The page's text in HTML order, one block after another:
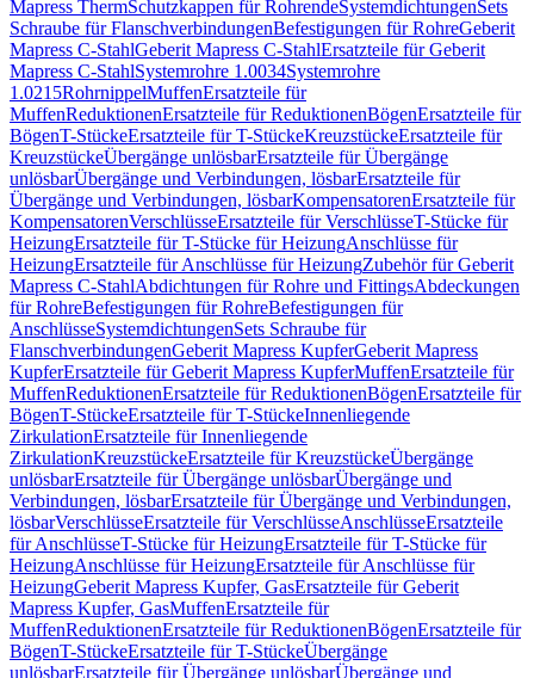
Mapress ThermSchutzkappen für RohrendeSystemdichtungenSets
Schraube für FlanschverbindungenBefestigungen für RohreGeberit
Mapress C-StahlGeberit Mapress C-StahlErsatzteile für Geberit
Mapress C-StahlSystemrohre 1.0034Systemrohre
1.0215RohrnippelMuffenErsatzteile für
MuffenReduktionenErsatzteile für ReduktionenBögenErsatzteile für
BögenT-StückeErsatzteile für T-StückeKreuzstückeErsatzteile für
KreuzstückeÜbergänge unlösbarErsatzteile für Übergänge
unlösbarÜbergänge und Verbindungen, lösbarErsatzteile für
Übergänge und Verbindungen, lösbarKompensatorenErsatzteile für
KompensatorenVerschlüsseErsatzteile für VerschlüsseT-Stücke für
HeizungErsatzteile für T-Stücke für HeizungAnschlüsse für
HeizungErsatzteile für Anschlüsse für HeizungZubehör für Geberit
Mapress C-StahlAbdichtungen für Rohre und FittingsAbdeckungen
für RohreBefestigungen für RohreBefestigungen für
AnschlüsseSystemdichtungenSets Schraube für
FlanschverbindungenGeberit Mapress KupferGeberit Mapress
KupferErsatzteile für Geberit Mapress KupferMuffenErsatzteile für
MuffenReduktionenErsatzteile für ReduktionenBögenErsatzteile für
BögenT-StückeErsatzteile für T-StückeInnenliegende
ZirkulationErsatzteile für Innenliegende
ZirkulationKreuzstückeErsatzteile für KreuzstückeÜbergänge
unlösbarErsatzteile für Übergänge unlösbarÜbergänge und
Verbindungen, lösbarErsatzteile für Übergänge und Verbindungen,
lösbarVerschlüsseErsatzteile für VerschlüsseAnschlüsseErsatzteile
für AnschlüsseT-Stücke für HeizungErsatzteile für T-Stücke für
HeizungAnschlüsse für HeizungErsatzteile für Anschlüsse für
HeizungGeberit Mapress Kupfer, GasErsatzteile für Geberit
Mapress Kupfer, GasMuffenErsatzteile für
MuffenReduktionenErsatzteile für ReduktionenBögenErsatzteile für
BögenT-StückeErsatzteile für T-StückeÜbergänge
unlösbarErsatzteile für Übergänge unlösbarÜbergänge und